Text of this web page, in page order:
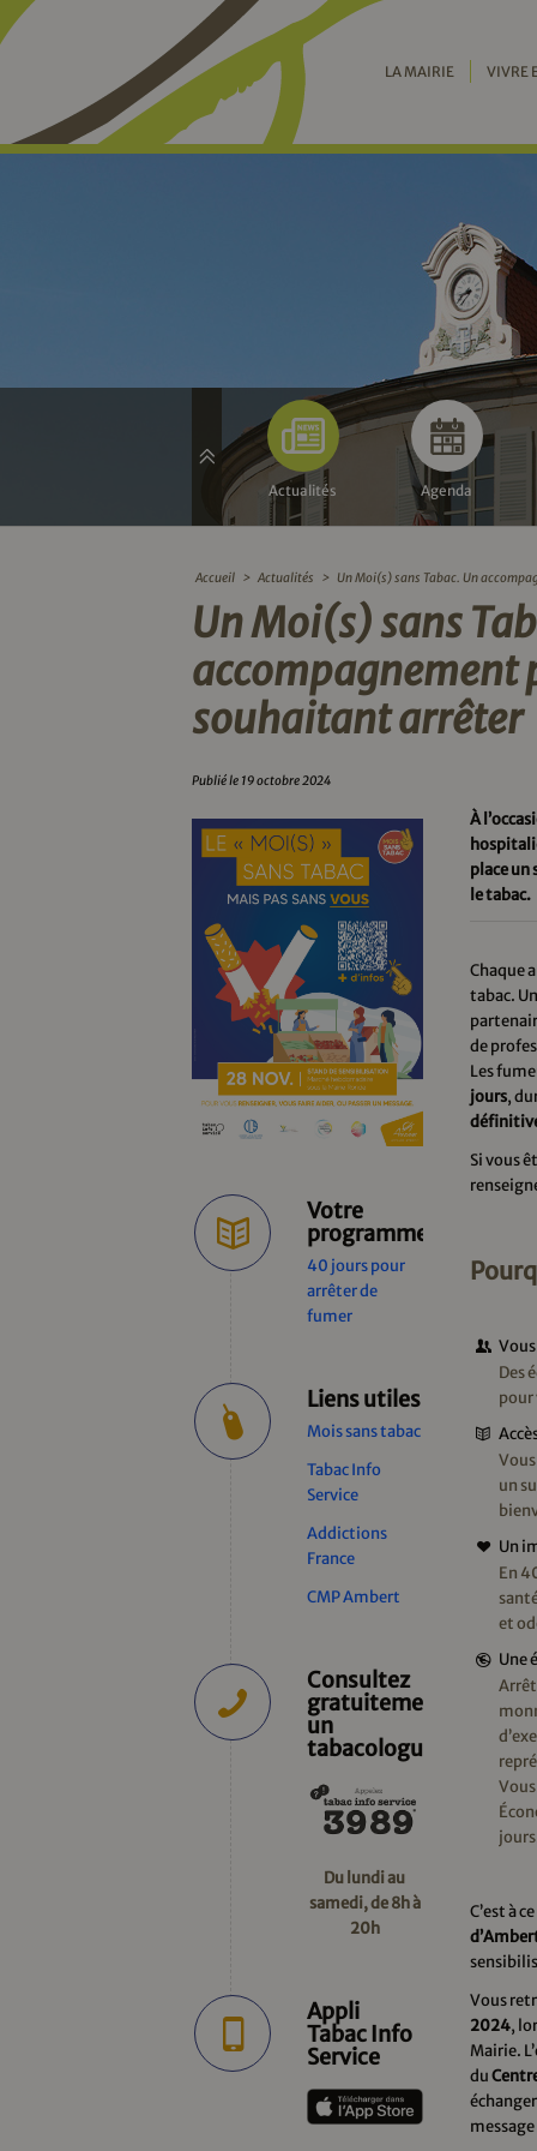
LA MAIRIE VIVRE
Actualités Agenda
Accueil > Actualités > Un Moi(s) sans Tabac. Un
Un Moi(s) sans
accompagnement
souhaitant arrêter
Publié le 19 octobre 2024
Votre
programme
40 jours pour
arrêter de
fumer
Liens utiles
Mois sans tabac
Tabac Info
Service
Addictions
France
CMP Ambert
Consultez
gratuitement
un
tabacologue
Du lundi au
samedi, de 8h à
20h
Appli
Tabac Info
Service
À
place un
le tabac.
Chaque
tabac.
de
Les
jours,
Si vous
Des
pour
un
Un
En
et
Une
C’est à
Vous
2024,
Mairie.
du